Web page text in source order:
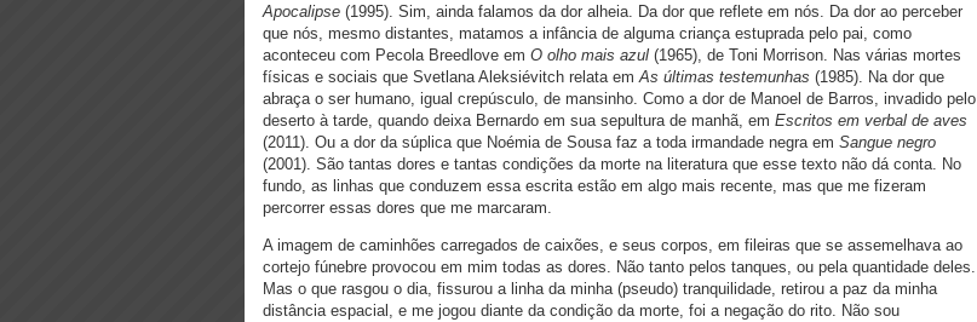
Apocalipse (1995). Sim, ainda falamos da dor alheia. Da dor que reflete em nós. Da dor ao perceber
que nós, mesmo distantes, matamos a infância de alguma criança estuprada pelo pai, como
aconteceu com Pecola Breedlove em O olho mais azul (1965), de Toni Morrison. Nas várias mortes
físicas e sociais que Svetlana Aleksiévitch relata emAs últimas testemunhas (1985). Na dor que
abraça o ser humano, igual crepúsculo, de mansinho. Como a dor de Manoel de Barros, invadido pelo
deserto à tarde, quando deixa Bernardo em sua sepultura de manhã, em Escritos em verbal de aves
(2011). Ou a dor da súplica que Noémia de Sousa faz a toda irmandade negra em Sangue negro
(2001). São tantas dores e tantas condições da morte na literatura que esse texto não dá conta. No
fundo, as linhas que conduzem essa escrita estão em algo mais recente, mas que me fizeram
percorrer essas dores que me marcaram.
A imagem de caminhões carregados de caixões, e seus corpos, em fileiras que se assemelhava ao
cortejo fúnebre provocou em mim todas as dores. Não tanto pelos tanques, ou pela quantidade deles.
Mas o que rasgou o dia, fissurou a linha da minha (pseudo) tranquilidade, retirou a paz da minha
distância espacial, e me jogou diante da condição da morte, foi a negação do rito. Não sou